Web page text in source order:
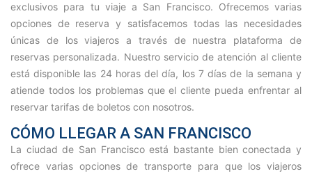
exclusivos para tu viaje a San Francisco. Ofrecemos varias
opciones de reserva y satisfacemos todas las necesidades
únicas de los viajeros a través de nuestra plataforma de
reservas personalizada. Nuestro servicio de atención al cliente
está disponible las 24 horas del día, los 7 días de la semana y
atiende todos los problemas que el cliente pueda enfrentar al
reservar tarifas de boletos con nosotros.
CÓMO LLEGAR A SAN FRANCISCO
La ciudad de San Francisco está bastante bien conectada y
ofrece varias opciones de transporte para que los viajeros